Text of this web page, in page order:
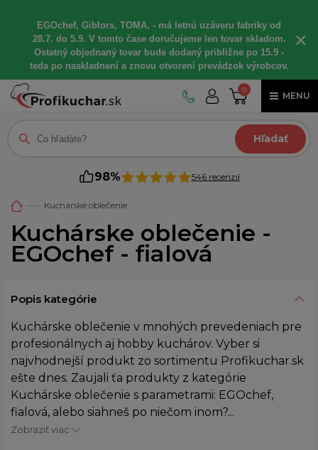
EGOchef, Giblors, TOMA, - má letnú uzáveru fabriky od
28.7. do 5.9. V tomto čase doručujeme len tovar skladom.
Ostatný objednaný tovar bude dodaný približne po 15.9 -
teda po naskladnení a znovu otvorení prevádzok výrobcov.
×
0
MENU
Hľadať
98% 546 recenzií
Kuchárske oblečenie
Kuchárske oblečenie -
EGOchef - fialová
Popis kategórie
Kuchárske oblečenie v mnohých prevedeniach pre
profesionálnych aj hobby kuchárov. Vyber si
najvhodnejší produkt zo sortimentu Profikuchar.sk
ešte dnes. Zaujali ťa produkty z kategórie
Kuchárske oblečenie s parametrami: EGOchef,
fialová, alebo siahneš po niečom inom?...
Zobraziť viac